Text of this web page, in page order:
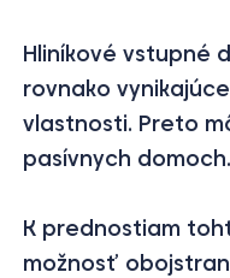
Hliníkové vstupné
rovnako
vlastnosti. Preto
pasívnych domoch.
K prednostiam
možnosť